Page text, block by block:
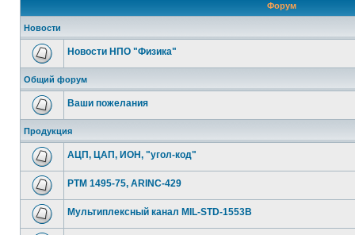
Форум
Новости
Новости НПО "Физика"
Общий форум
Ваши пожелания
Продукция
АЦП, ЦАП, ИОН, "угол-код"
РТМ 1495-75, ARINC-429
Мультиплексный канал MIL-STD-1553B